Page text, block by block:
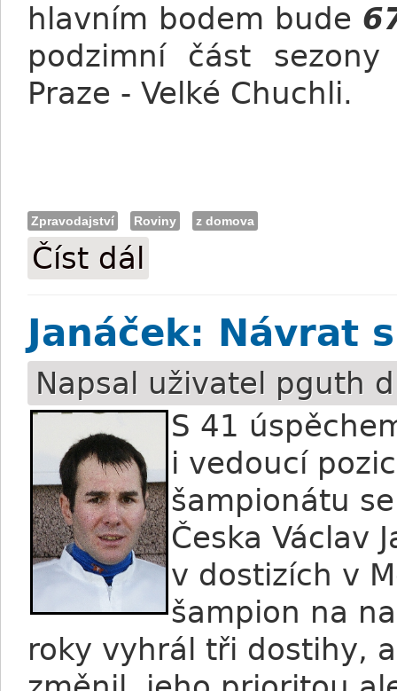
hlavním bodem bude
podzimní část
Praze - Velké Chuchli.
Zpravodajství Roviny z domova
Číst dál
Janáček: Návrat
Napsal uživatel pguth
S 41
i vedoucí
šampionátu
Česka Václav
v dostizích v
šampion na
roky vyhrál tři dostihy,